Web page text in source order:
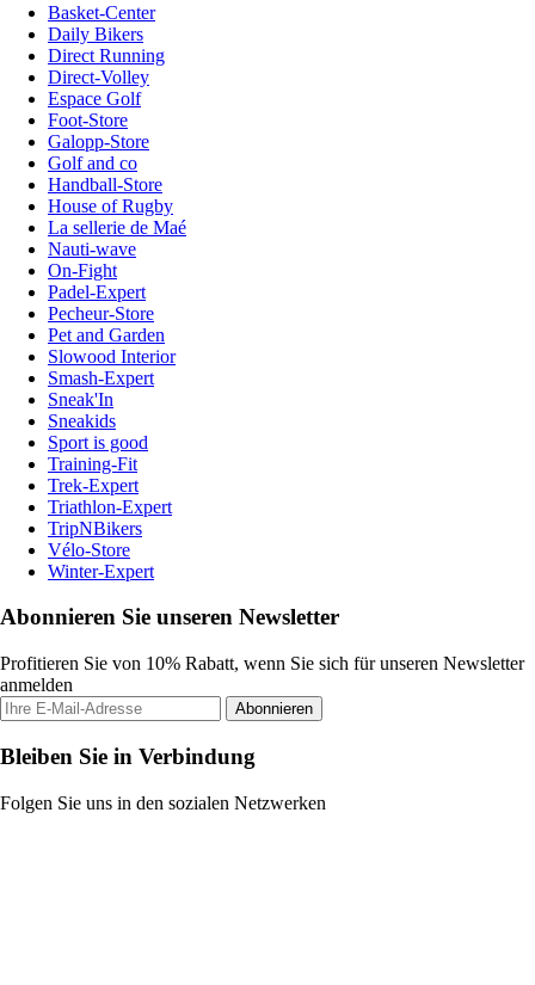
Basket-Center
Daily Bikers
Direct Running
Direct-Volley
Espace Golf
Foot-Store
Galopp-Store
Golf and co
Handball-Store
House of Rugby
La sellerie de Maé
Nauti-wave
On-Fight
Padel-Expert
Pecheur-Store
Pet and Garden
Slowood Interior
Smash-Expert
Sneak'In
Sneakids
Sport is good
Training-Fit
Trek-Expert
Triathlon-Expert
TripNBikers
Vélo-Store
Winter-Expert
Abonnieren Sie unseren Newsletter
Profitieren Sie von 10% Rabatt, wenn Sie sich für unseren Newsletter
anmelden
Abonnieren
Bleiben Sie in Verbindung
Folgen Sie uns in den sozialen Netzwerken